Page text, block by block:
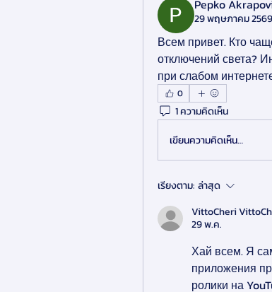
Pepko
29 พฤษภาคม 2569
Всем привет. Кто
отключений света?
при слабом
0
1 ความคิดเห็น
เขียนความคิดเห็น…
เรียงตาม: ล่าสุด
VittoCheri
29 พ.ค.
Хай всем. Я
приложения
ролики на